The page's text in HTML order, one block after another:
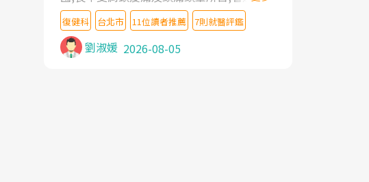
教授,做了各種檢查,也嘗試過西醫打針,中醫
針灸及物理徒手治療都沒有用,後來連吃到嗎
啡類止痛藥都效果有限,只是壓症狀,沒多久就
痛起來,多年失眠嚴重影響生活品質. 台灣親
復健科 台北市 11位讀者推薦 7則就醫評鑑
劉淑媛 2026-08-05